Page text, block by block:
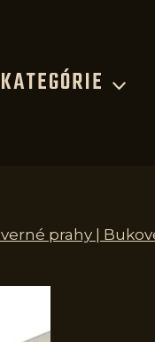
KATEGÓRIE
prahy |